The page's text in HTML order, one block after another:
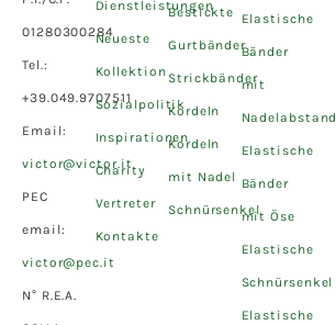
01280300284
Tel.:
+39.049.9707511
Email:
victor@victor.it
PEC
email:
victor@pec.it
N° R.E.A.
Dienstleistungen
Neueste
Kollektion
Sozialpolitik
Inspirationen
Charity
Vertreter
Kontakte
Bestickte
Gurtbänder
Strickbänder
Kordeln
Kordeln
mit Nadel
Schnürsenkel
Elastische
Bänder
mit
Nadelabstand
Elastische
Bänder
mit Öse
Elastische
Schnürsenkel
Elastische